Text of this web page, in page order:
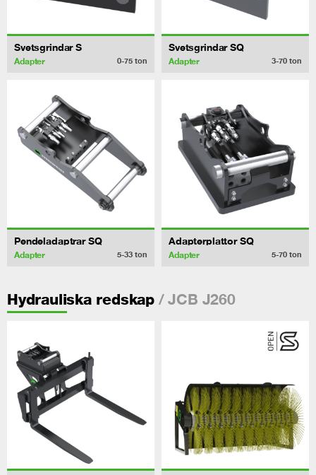
Svetsgrindar S
Adapter 0-75 ton
Svetsgrindar SQ
Adapter 3-70 ton
Pendeladaptrar SQ
Adapter 5-33 ton
Adapterplattor SQ
Adapter 5-70 ton
Hydrauliska redskap/ JCB J260